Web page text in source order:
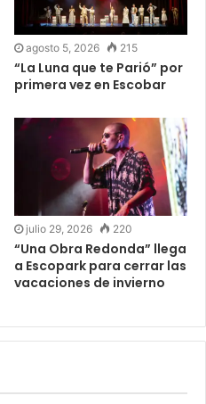
agosto 5, 2026 215
“La Luna que te Parió” por
primera vez en Escobar
julio 29, 2026 220
“Una Obra Redonda” llega
a Escopark para cerrar las
vacaciones de invierno